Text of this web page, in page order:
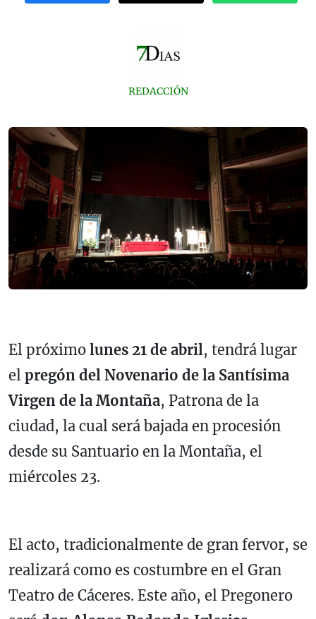
REDACCIÓN
El próximo lunes 21 de abril, tendrá lugar
el pregón del Novenario de la Santísima
Virgen de la Montaña, Patrona de la
ciudad, la cual será bajada en procesión
desde su Santuario en la Montaña, el
miércoles 23.
El acto, tradicionalmente de gran fervor, se
realizará como es costumbre en el Gran
Teatro de Cáceres. Este año, el Pregonero